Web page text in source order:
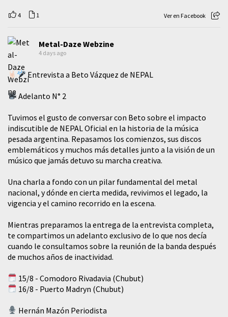
4 1 Ver en Facebook
Metal-Daze Webzine
4 days ago
Entrevista a Beto Vázquez de NEPAL
Adelanto N° 2
Tuvimos el gusto de conversar con Beto sobre el impacto
indiscutible de NEPAL Oficial en la historia de la música
pesada argentina. Repasamos los comienzos, sus discos
emblemáticos y muchos más detalles junto a la visión de un
músico que jamás detuvo su marcha creativa.
​Una charla a fondo con un pilar fundamental del metal
nacional, y dónde en cierta medida, revivimos el legado, la
vigencia y el camino recorrido en la escena.
Mientras preparamos la entrega de la entrevista completa,
te compartimos un adelanto exclusivo de lo que nos decía
cuando le consultamos sobre la reunión de la banda después
de muchos años de inactividad.
15/8 - Comodoro Rivadavia (Chubut)
16/8 - Puerto Madryn (Chubut)
Hernán Mazón Periodista